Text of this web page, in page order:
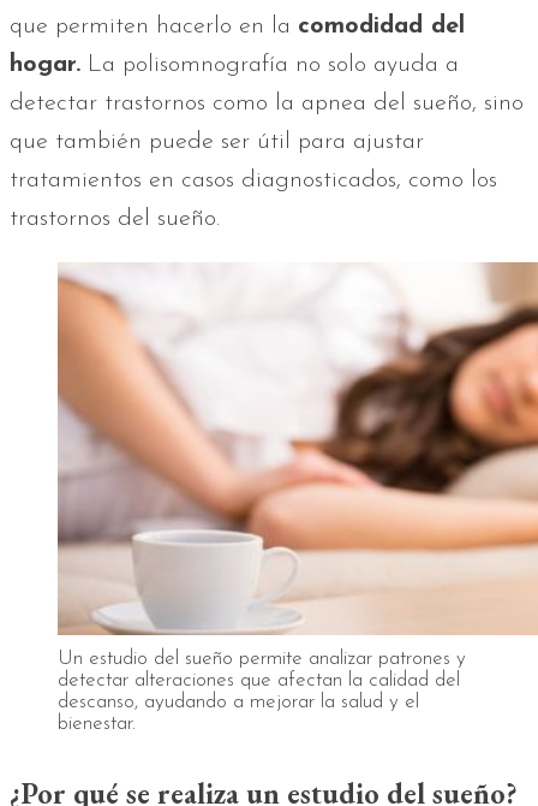
que permiten hacerlo en la comodidad del
hogar. La polisomnografía no solo ayuda a
detectar trastornos como la apnea del sueño, sino
que también puede ser útil para ajustar
tratamientos en casos diagnosticados, como los
trastornos del sueño.
Un estudio del sueño permite analizar patrones y
detectar alteraciones que afectan la calidad del
descanso, ayudando a mejorar la salud y el
bienestar.
¿Por qué se realiza un estudio del sueño?